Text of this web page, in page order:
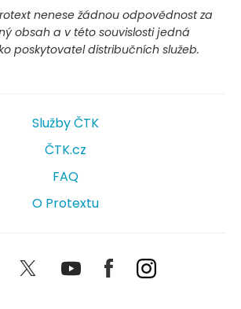
nenese žádnou odpovědnost za
obsah a v této souvislosti jedná
poskytovatel distribučních služeb.
Služby ČTK
ČTK.cz
FAQ
O Protextu
LinkedIn TwitterYoutubeFacebookInstagram